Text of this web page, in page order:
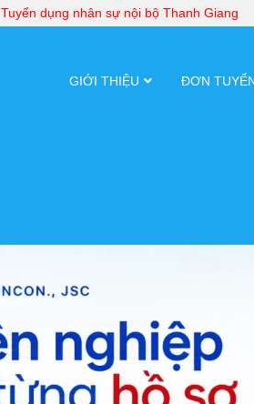
Tuyển dụng nhân sự nội bộ Thanh Giang
GIỚI THIỆU ĐƠN